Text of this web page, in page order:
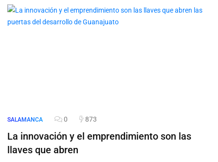
SALAMANCA 0 873
La innovación y el emprendimiento son las
llaves que abren